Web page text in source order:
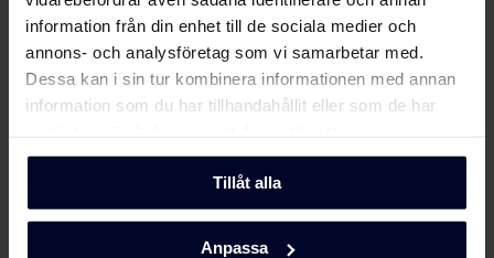
information från din enhet till de sociala medier och
annons- och analysföretag som vi samarbetar med.
Dessa kan i sin tur kombinera informationen med annan
information som du har tillhandahållit eller som de har
Tillåt alla
Anpassa
Användarhandbok
Säkerhetsinformation
Säkerhetsinformation
och varningar (FI)
Ladda ner
Visa mer
OmGram